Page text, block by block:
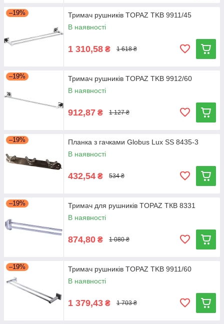
–19%
Тримач рушників TOPAZ TKB 9911/45
В наявності
1 310,58 ₴ 1 618 ₴
–19%
Тримач рушників TOPAZ TKB 9912/60
В наявності
912,87 ₴ 1 127 ₴
–19%
Планка з гачками Globus Lux SS 8435-3
В наявності
432,54 ₴ 534 ₴
–19%
Тримач для рушників TOPAZ ТКВ 8331
В наявності
874,80 ₴ 1 080 ₴
–19%
Тримач рушників TOPAZ TKB 9911/60
В наявності
1 379,43 ₴ 1 703 ₴